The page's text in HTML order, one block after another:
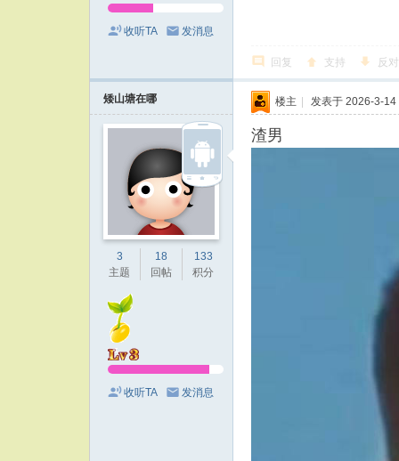
收听TA 发消息
回复 支持 反对
矮山塘在哪
3
主题
18
回帖
133
积分
收听TA 发消息
楼主 | 发表于 2026-3-
渣男